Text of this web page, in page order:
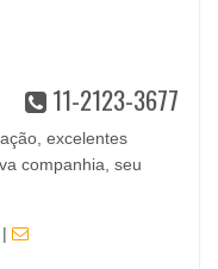
11-2123-3677
excelentes
companhia, seu